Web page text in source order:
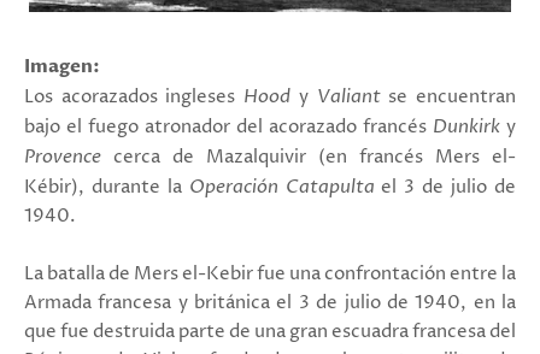
Imagen:
Los acorazados ingleses Hood y Valiantse encuentran
bajo el fuego atronador del acorazado francés Dunkirk y
Provence cerca de Mazalquivir (en francés Mers el-
Kébir), durante la Operación Catapulta el 3 de julio de
1940.
La batalla de Mers el-Kebir fue una confrontación entre la
Armada francesa y británica el 3 de julio de 1940, en la
que fue destruida parte de una gran escuadra francesa del